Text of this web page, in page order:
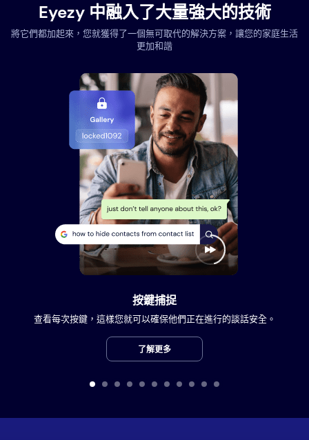
Eyezy 中融入了大量強大的技術
將它們都加起來，您就獲得了一個無可取代的解決方案，讓您的家庭生活
更加和諧
按鍵捕捉
查看每次按鍵，這樣您就可以確保他們正在進行的談話安全。
了解更多